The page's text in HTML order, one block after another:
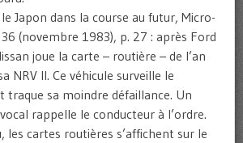
Japon dans la course au futur, Micro-
(novembre 1983), p. 27 : après Ford
joue la carte – routière – de l’an
NRV II. Ce véhicule surveille le
traque sa moindre défaillance. Un
rappelle le conducteur à l’ordre.
les cartes routières s’affichent sur le